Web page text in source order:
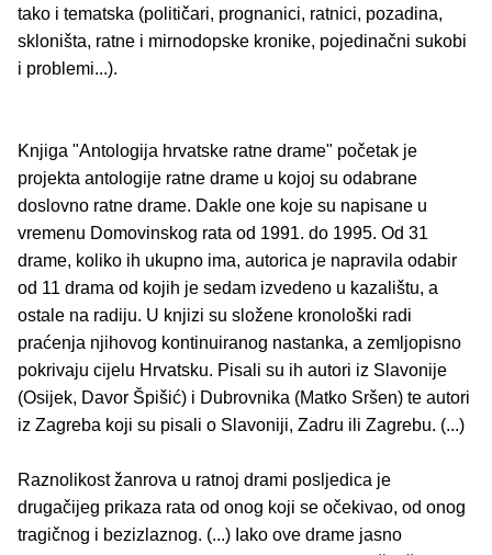
tako i tematska (političari, prognanici, ratnici, pozadina,
skloništa, ratne i mirnodopske kronike, pojedinačni sukobi
i problemi...).
Knjiga "Antologija hrvatske ratne drame" početak je
projekta antologije ratne drame u kojoj su odabrane
doslovno ratne drame. Dakle one koje su napisane u
vremenu Domovinskog rata od 1991. do 1995. Od 31
drame, koliko ih ukupno ima, autorica je napravila odabir
od 11 drama od kojih je sedam izvedeno u kazalištu, a
ostale na radiju. U knjizi su složene kronološki radi
praćenja njihovog kontinuiranog nastanka, a zemljopisno
pokrivaju cijelu Hrvatsku. Pisali su ih autori iz Slavonije
(Osijek, Davor Špišić) i Dubrovnika (Matko Sršen) te autori
iz Zagreba koji su pisali o Slavoniji, Zadru ili Zagrebu. (...)
Raznolikost žanrova u ratnoj drami posljedica je
drugačijeg prikaza rata od onog koji se očekivao, od onog
tragičnog i bezizlaznog. (...) Iako ove drame jasno